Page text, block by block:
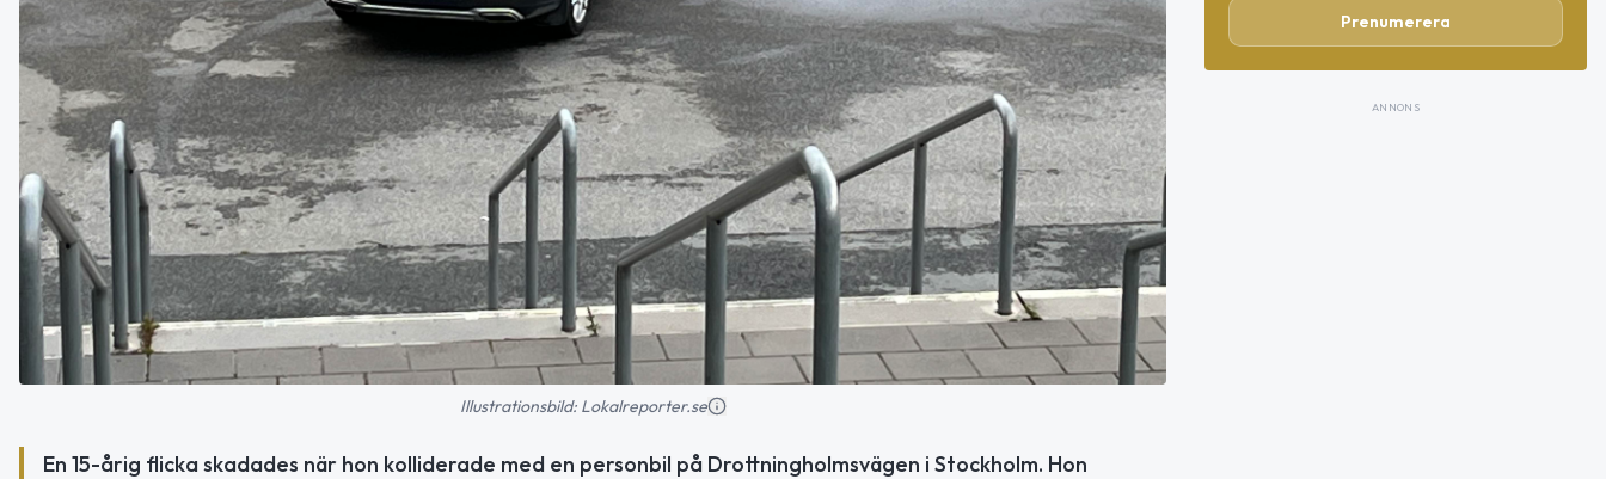
Illustrationsbild: Lokalreporter.se
En 15-årig flicka skadades när hon kolliderade med en personbil på Drottningholmsvägen i Stockholm. Hon
Prenumerera
ANNONS